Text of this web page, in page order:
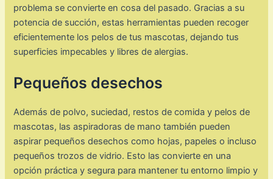
problema se convierte en cosa del pasado. Gracias a su
potencia de succión, estas herramientas pueden recoger
eficientemente los pelos de tus mascotas, dejando tus
superficies impecables y libres de alergias.
Pequeños desechos
Además de polvo, suciedad, restos de comida y pelos de
mascotas, las aspiradoras de mano también pueden
aspirar pequeños desechos como hojas, papeles o incluso
pequeños trozos de vidrio. Esto las convierte en una
opción práctica y segura para mantener tu entorno limpio y